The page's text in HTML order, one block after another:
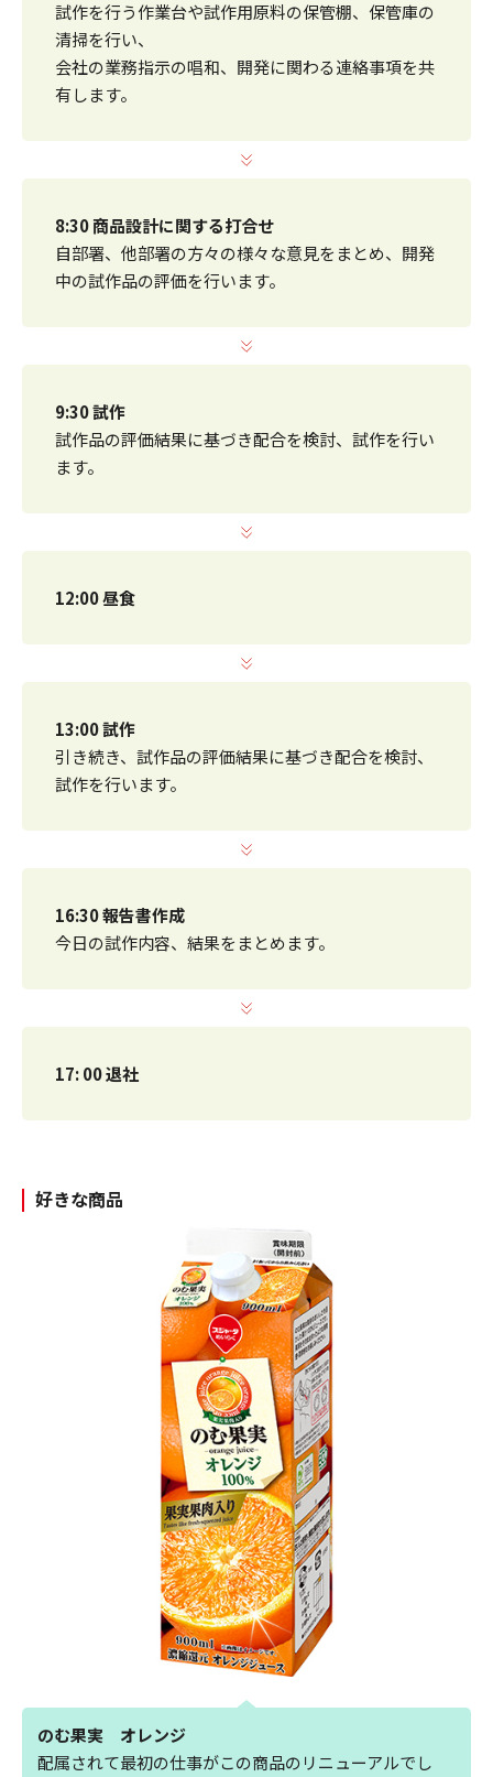
試作を行う作業台や試作用原料の保管棚、保管庫の
清掃を行い、
会社の業務指示の唱和、開発に関わる連絡事項を共
有します。
8:30 商品設計に関する打合せ
自部署、他部署の方々の様々な意見をまとめ、開発
中の試作品の評価を行います。
9:30 試作
試作品の評価結果に基づき配合を検討、試作を行い
ます。
12:00 昼食
13:00 試作
引き続き、試作品の評価結果に基づき配合を検討、
試作を行います。
16:30 報告書作成
今日の試作内容、結果をまとめます。
17: 00 退社
好きな商品
のむ果実 オレンジ
配属されて最初の仕事がこの商品のリニューアルでし